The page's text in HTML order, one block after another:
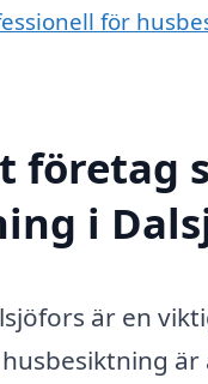
för
företag
i
är en